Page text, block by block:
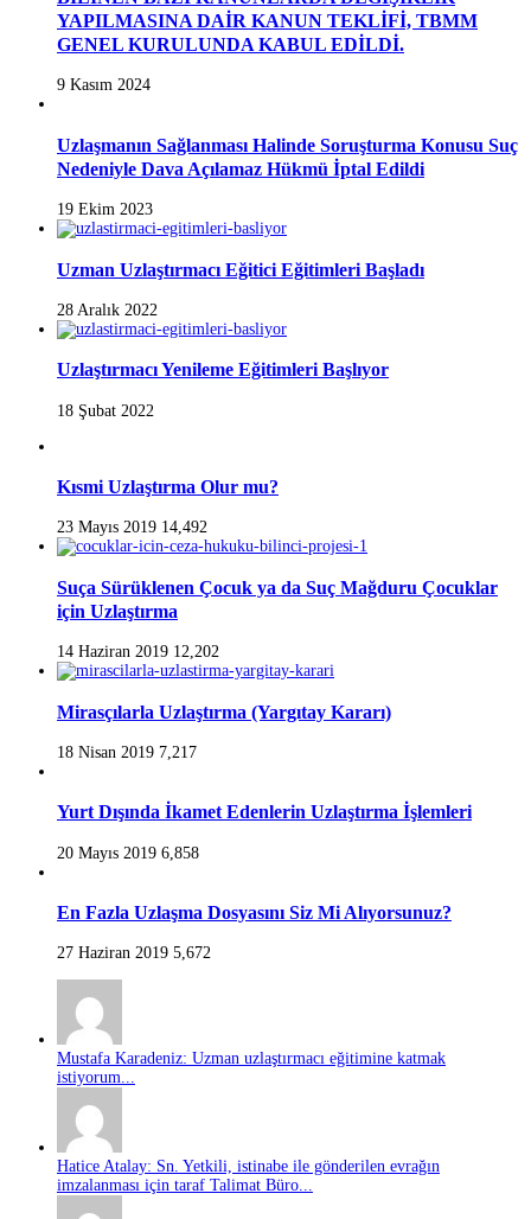
YAPILMASINA DAİR KANUN TEKLİFİ, TBMM
GENEL KURULUNDA KABUL EDİLDİ.
9 Kasım 2024
Uzlaşmanın Sağlanması Halinde Soruşturma Konusu Suç
Nedeniyle Dava Açılamaz Hükmü İptal Edildi
19 Ekim 2023
Uzman Uzlaştırmacı Eğitici Eğitimleri Başladı
28 Aralık 2022
Uzlaştırmacı Yenileme Eğitimleri Başlıyor
18 Şubat 2022
Kısmi Uzlaştırma Olur mu?
23 Mayıs 2019 14,492
Suça Sürüklenen Çocuk ya da Suç Mağduru Çocuklar
için Uzlaştırma
14 Haziran 2019 12,202
Mirasçılarla Uzlaştırma (Yargıtay Kararı)
18 Nisan 2019 7,217
Yurt Dışında İkamet Edenlerin Uzlaştırma İşlemleri
20 Mayıs 2019 6,858
En Fazla Uzlaşma Dosyasını Siz Mi Alıyorsunuz?
27 Haziran 2019 5,672
Mustafa Karadeniz: Uzman uzlaştırmacı eğitimine katmak
istiyorum...
Hatice Atalay: Sn. Yetkili, istinabe ile gönderilen evrağın
imzalanması için taraf Talimat Büro...